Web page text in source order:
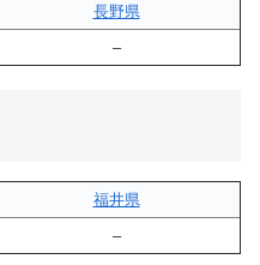
長野県
–
福井県
–